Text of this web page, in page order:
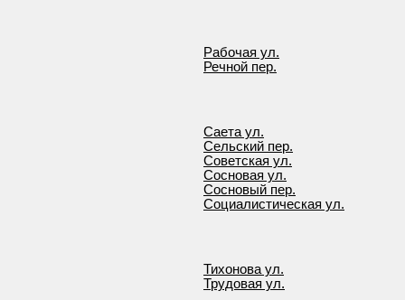
Рабочая ул.
Речной пер.
Саета ул.
Сельский пер.
Советская ул.
Сосновая ул.
Сосновый пер.
Социалистическая ул.
Тихонова ул.
Трудовая ул.